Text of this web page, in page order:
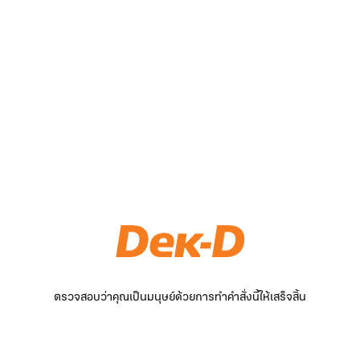
ตรวจสอบว่าคุณเป็นมนุษย์ด้วยการทำคำสั่งนี้ให้เสร็จสิ้น